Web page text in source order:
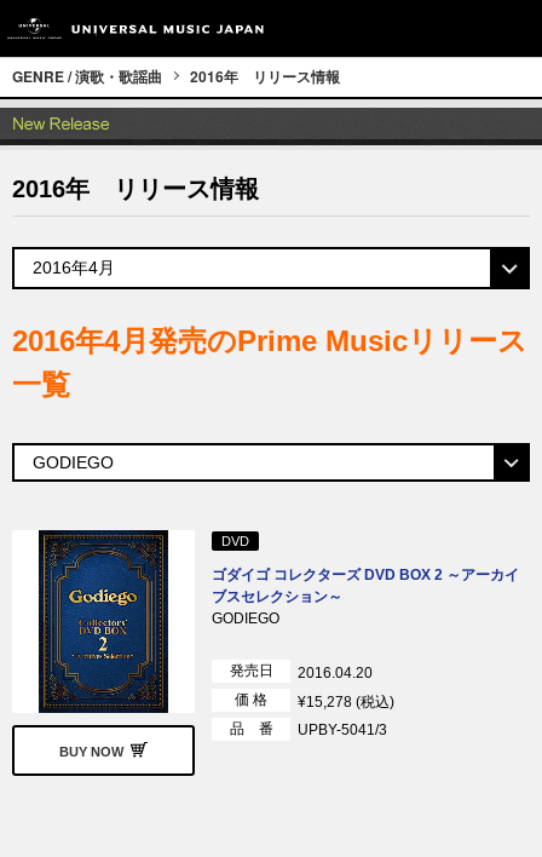
GENRE / 演歌・歌謡曲 2016年 リリース情報
2016年 リリース情報
2016年4月発売のPrime Musicリリース
一覧
BUY NOW
DVD
ゴダイゴ コレクターズ DVD BOX 2 ～アーカイ
ブスセレクション～
GODIEGO
発売日
2016.04.20
価 格
¥15,278 (税込)
品 番
UPBY-5041/3